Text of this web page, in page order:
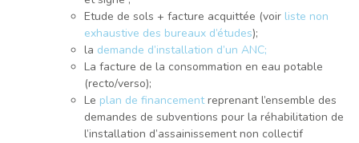
Etude de sols + facture acquittée (voir liste non
exhaustive des bureaux d’études);
la demande d’installation d’un ANC;
La facture de la consommation en eau potable
(recto/verso);
Le plan de financementreprenant l’ensemble des
demandes de subventions pour la réhabilitation de
l’installation d’assainissement non collectif